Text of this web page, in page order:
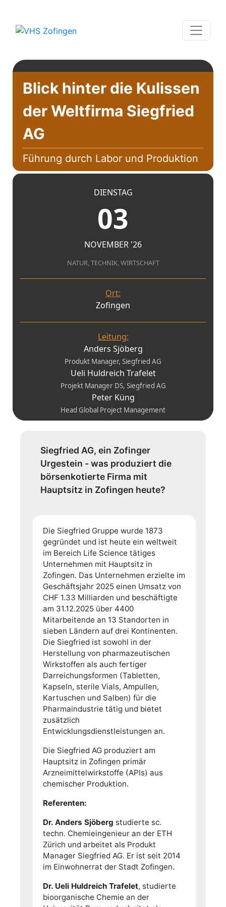
Blick hinter die Kulissen
der Weltfirma Siegfried
AG
Führung durch Labor und Produktion
DIENSTAG
03
NOVEMBER '26
NATUR, TECHNIK, WIRTSCHAFT
Ort:
Zofingen
Leitung:
Anders Sjöberg
Produkt Manager, Siegfried AG
Ueli Huldreich Trafelet
Projekt Manager DS, Siegfried AG
Peter Küng
Head Global Project Management
Siegfried AG, ein Zofinger
Urgestein - was produziert die
börsenkotierte Firma mit
Hauptsitz in Zofingen heute?
Die Siegfried Gruppe wurde 1873
gegründet und ist heute ein weltweit
im Bereich Life Science tätiges
Unternehmen mit Hauptsitz in
Zofingen. Das Unternehmen erzielte im
Geschäftsjahr 2025 einen Umsatz von
CHF 1.33 Milliarden und beschäftigte
am 31.12.2025 über 4400
Mitarbeitende an 13 Standorten in
sieben Ländern auf drei Kontinenten.
Die Siegfried ist sowohl in der
Herstellung von pharmazeutischen
Wirkstoffen als auch fertiger
Darreichungsformen (Tabletten,
Kapseln, sterile Vials, Ampullen,
Kartuschen und Salben) für die
Pharmaindustrie tätig und bietet
zusätzlich
Entwicklungsdienstleistungen an.
Die Siegfried AG produziert am
Hauptsitz in Zofingen primär
Arzneimittelwirkstoffe (APIs) aus
chemischer Produktion.
Referenten:
Dr. Anders Sjöberg studierte sc.
techn. Chemieingenieur an der ETH
Zürich und arbeitet als Produkt
Manager Siegfried AG. Er ist seit 2014
im Einwohnerrat der Stadt Zofingen.
Dr. Ueli Huldreich Trafelet, studierte
bioorganische Chemie an der